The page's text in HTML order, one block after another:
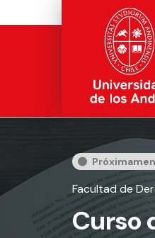
Facultad de
Curso